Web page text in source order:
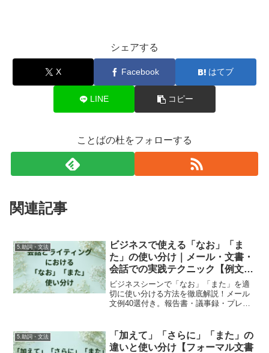
シェアする
X Facebook はてブ
LINE コピー
ことばの杜をフォローする
関連記事
5.助詞・文法
ビジネスで使える「なお」「ま
た」の使い分け｜メール・文書・
会話での実践テクニック【例文40
選】
ビジネスシーンで「なお」「また」を適
切に使い分ける方法を徹底解説！メール
文例40選付き。報告書・議事録・プレゼ
ップ！
5.助詞・文法
「加えて」「さらに」「また」の
違いと使い分け【フォーマル文書